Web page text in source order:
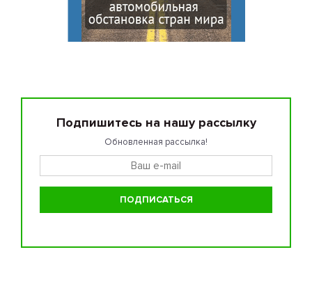
Подпишитесь на нашу рассылку
Обновленная рассылка!